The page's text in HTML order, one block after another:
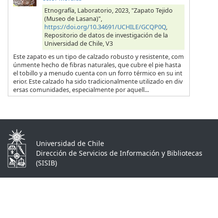
Etnografía, Laboratorio, 2023, "Zapato Tejido
(Museo de Lasana)",
https://doi.org/10.34691/UCHILE/GCQP0Q,
Repositorio de datos de investigación de la
Universidad de Chile, V3
Este zapato es un tipo de calzado robusto y resistente, com
únmente hecho de fibras naturales, que cubre el pie hasta
el tobillo y a menudo cuenta con un forro térmico en su int
erior. Este calzado ha sido tradicionalmente utilizado en div
ersas comunidades, especialmente por aquell...
Universidad de Chile
Dirección de Servicios de Información y Bibliotecas
(SISIB)